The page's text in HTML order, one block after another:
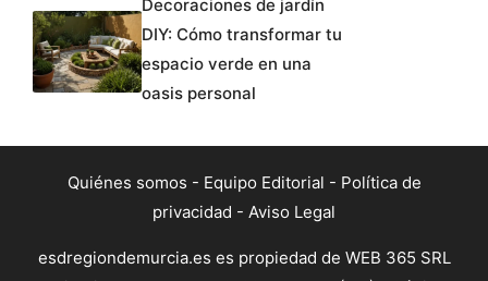
Decoraciones de jardín
DIY: Cómo transformar tu
espacio verde en una
oasis personal
Quiénes somos - Equipo Editorial - Política de
privacidad - Aviso Legal
esdregiondemurcia.es es propiedad de WEB 365 SRL